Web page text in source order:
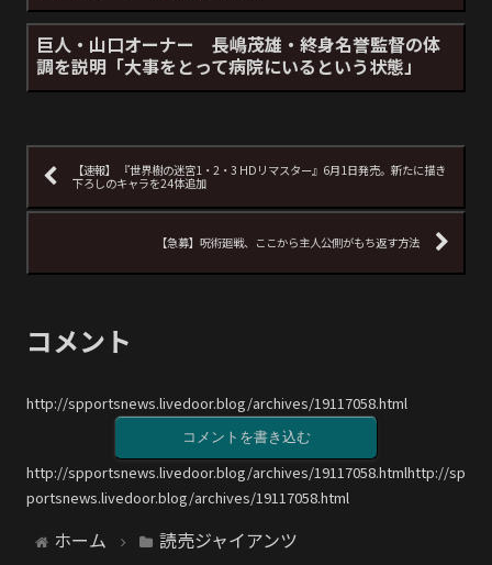
巨人・山口オーナー 長嶋茂雄・終身名誉監督の体
調を説明「大事をとって病院にいるという状態」
【速報】 『世界樹の迷宮1・2・3 HDリマスター』6月1日発売。新たに描き
下ろしのキャラを24体追加
【急募】呪術廻戦、ここから主人公側がもち返す方法
コメント
http://spportsnews.livedoor.blog/archives/19117058.html
コメントを書き込む
http://spportsnews.livedoor.blog/archives/19117058.htmlhttp://sp
portsnews.livedoor.blog/archives/19117058.html
ホーム 読売ジャイアンツ